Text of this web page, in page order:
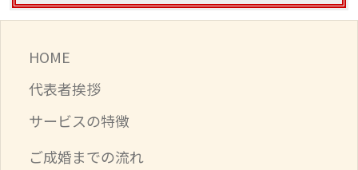
HOME
代表者挨拶
サービスの特徴
ご成婚までの流れ